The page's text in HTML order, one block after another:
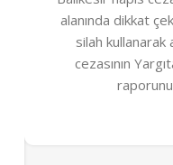
alanında dikkat
silah kullanarak
cezasının